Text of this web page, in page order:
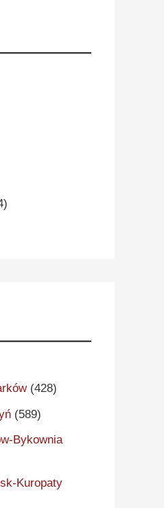
(428)
(589)
Bykownia
Kuropaty